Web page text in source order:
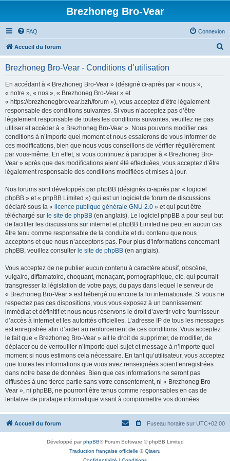
Brezhoneg Bro-Vear
FAQ Connexion
Accueil du forum
Brezhoneg Bro-Vear - Conditions d’utilisation
En accédant à « Brezhoneg Bro-Vear » (désigné ci-après par « nous »,
« notre », « nos », « Brezhoneg Bro-Vear » et
« https://brezhonegbrovear.bzh/forum »), vous acceptez d’être légalement
responsable des conditions suivantes. Si vous n’acceptez pas d’être
légalement responsable de toutes les conditions suivantes, veuillez ne pas
utiliser et accéder à « Brezhoneg Bro-Vear ». Nous pouvons modifier ces
conditions à n’importe quel moment et nous essaierons de vous informer de
ces modifications, bien que nous vous conseillons de vérifier régulièrement
par vous-même. En effet, si vous continuez à participer à « Brezhoneg Bro-
Vear » après que des modifications aient été effectuées, vous acceptez d’être
légalement responsable des conditions modifiées et mises à jour.
Nos forums sont développés par phpBB (désignés ci-après par « logiciel
phpBB » et « phpBB Limited ») qui est un logiciel de forum de discussions
déclaré sous la « licence publique générale GNU 2.0 » et qui peut être
téléchargé sur le site de phpBB (en anglais). Le logiciel phpBB a pour seul but
de faciliter les discussions sur internet et phpBB Limited ne peut en aucun cas
être tenu comme responsable de la conduite et du contenu que nous
acceptons et que nous n’acceptons pas. Pour plus d’informations concernant
phpBB, veuillez consulter le site de phpBB (en anglais).
Vous acceptez de ne publier aucun contenu à caractère abusif, obscène,
vulgaire, diffamatoire, choquant, menaçant, pornographique, etc. qui pourrait
transgresser la législation de votre pays, du pays dans lequel le serveur de
« Brezhoneg Bro-Vear » est hébergé ou encore la loi internationale. Si vous ne
respectez pas ces dispositions, vous vous exposez à un bannissement
immédiat et définitif et nous nous réservons le droit d’avertir votre fournisseur
d’accès à internet et les autorités officielles. L’adresse IP de tous les messages
est enregistrée afin d’aider au renforcement de ces conditions. Vous acceptez
le fait que « Brezhoneg Bro-Vear » ait le droit de supprimer, de modifier, de
déplacer ou de verrouiller n’importe quel sujet et message à n’importe quel
moment si nous estimons cela nécessaire. En tant qu’utilisateur, vous acceptez
que toutes les informations que vous avez renseignées soient enregistrées
dans notre base de données. Bien que ces informations ne seront pas
diffusées à une tierce partie sans votre consentement, ni « Brezhoneg Bro-
Vear », ni phpBB, ne pourront être tenus comme responsables en cas de
tentative de piratage informatique visant à compromettre vos données.
Accueil du forum Fuseau horaire sur UTC+02:00
Développé parphpBB® Forum Software © phpBB Limited
Traduction française officielle ©Qiaeru